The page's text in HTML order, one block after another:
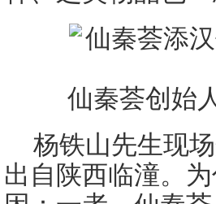
仙秦荟创始
杨铁山先生现
出自陕西临潼。